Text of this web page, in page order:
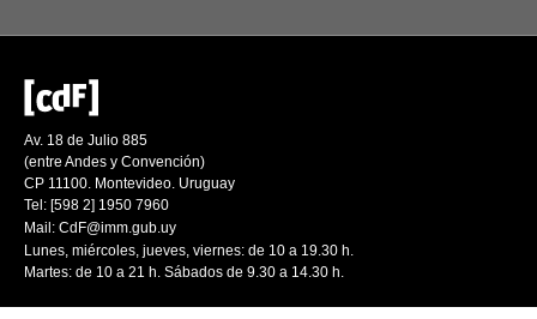
Av. 18 de Julio 885
(entre Andes y Convención)
CP 11100. Montevideo. Uruguay
Tel: [598 2] 1950 7960
Mail: CdF@imm.gub.uy
Lunes, miércoles, jueves, viernes: de 10 a 19.30 h.
Martes: de 10 a 21 h. Sábados de 9.30 a 14.30 h.